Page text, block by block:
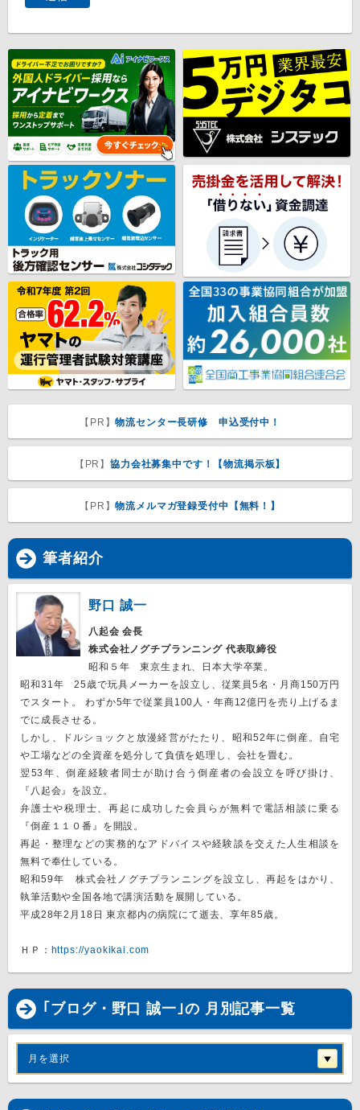
【PR】物流センター長研修 申込受付中！
【PR】協力会社募集中です！【物流掲示板】
【PR】物流メルマガ登録受付中【無料！】
筆者紹介
野口 誠一
八起会 会長
株式会社ノグチプランニング 代表取締役
昭和５年 東京生まれ、日本大学卒業。
昭和31年 25歳で玩具メーカーを設立し、従業員5名・月商150万円
でスタート。 わずか5年で従業員100人・年商12億円を売り上げるま
でに成長させる。
しかし、ドルショックと放漫経営がたたり、昭和52年に倒産。自宅
や工場などの全資産を処分して負債を処理し、会社を畳む。
翌53年、倒産経験者同士が助け合う倒産者の会設立を呼び掛け、
『八起会』を設立。
弁護士や税理士、再起に成功した会員らが無料で電話相談に乗る
『倒産１１０番』を開設。
再起・整理などの実務的なアドバイスや経験談を交えた人生相談を
無料で奉仕している。
昭和59年 株式会社ノグチプランニングを設立し、再起をはかり、
執筆活動や全国各地で講演活動を展開している。
平成28年2月18日 東京都内の病院にて逝去、享年85歳。
ＨＰ： https://yaokikai.com
｢ブログ・野口 誠一｣の 月別記事一覧
月を選択